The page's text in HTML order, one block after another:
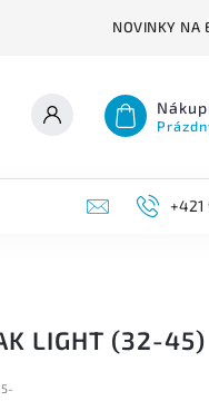
NOVINKY NA
+421
LIGHT (32-45)